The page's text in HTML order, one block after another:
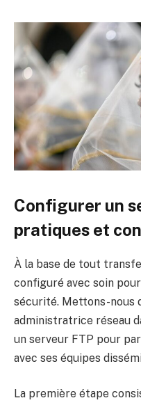
Configurer un
pratiques et
À la base de tout
configuré avec soin
sécurité. Mettons-nous
administratrice réseau
un serveur FTP pour
avec ses équipes
La première étape